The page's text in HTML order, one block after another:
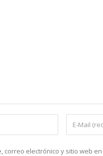
correo electrónico y sitio web